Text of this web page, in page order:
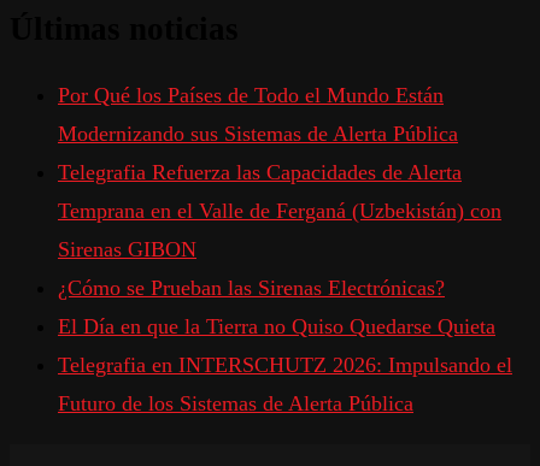
Por Qué los Países de Todo el Mundo Están
Modernizando sus Sistemas de Alerta Pública
Telegrafia Refuerza las Capacidades de Alerta
Temprana en el Valle de Ferganá (Uzbekistán) con
Sirenas GIBON
¿Cómo se Prueban las Sirenas Electrónicas?
El Día en que la Tierra no Quiso Quedarse Quieta
Telegrafia en INTERSCHUTZ 2026: Impulsando el
Futuro de los Sistemas de Alerta Pública